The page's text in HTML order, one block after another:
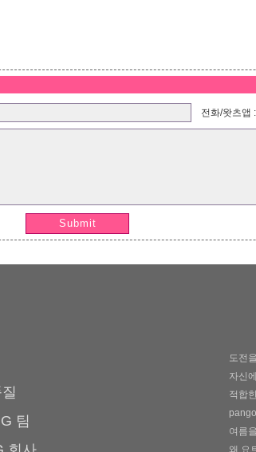
전화/왓츠앱
Submit
팀
도전
자신
적합
여름
왜 요